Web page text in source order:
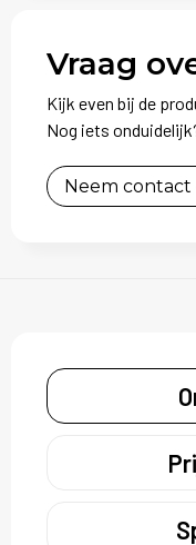
Vraag
Kijk even bij de
Nog iets
Neem contact